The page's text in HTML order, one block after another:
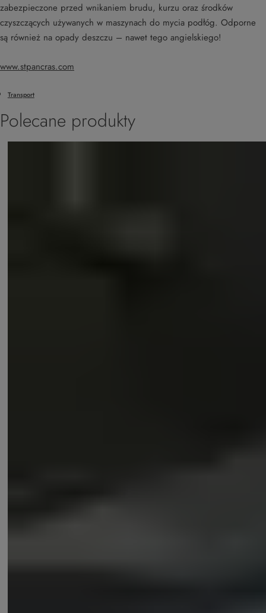
zabezpieczone przed wnikaniem brudu, kurzu oraz środków
czyszczących używanych w maszynach do mycia podłóg. Odporne
są również na opady deszczu – nawet tego angielskiego!
www.stpancras.com
Transport
Polecane produkty